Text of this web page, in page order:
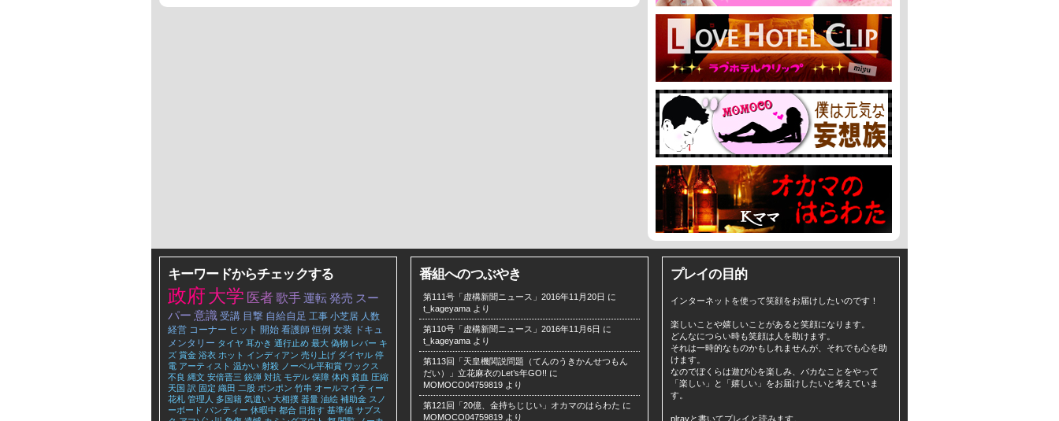
キーワードからチェックする
政府大学 医者歌手運転発売 スー
パー 意識 受講 目撃 自給自足 工事 小芝居 人数
経営 コーナー ヒット 開始 看護師 恒例 女装 ドキュ
メンタリー タイヤ 耳かき 通行止め 最大 偽物 レバー キ
ズ 賞金 浴衣 ホット インディアン 売り上げ ダイヤル 停
電 アーティスト 温かい 射殺 ノーベル平和賞 ワックス
不良 縄文 安倍晋三 銃弾 対抗 モデル 保障 体内 貧血 圧縮
天国 訳 固定 織田 二股 ポンポン 竹串 オールマイティー
花札 管理人 多国籍 気遣い 大相撲 器量 油絵 補助金 スノ
ーボード パンティー 休暇中 都合 目指す 基準値 サブス
番組へのつぶやき
第111号「虚構新聞ニュース」2016年11月20日 に
t_kageyama より
第110号「虚構新聞ニュース」2016年11月6日 に
t_kageyama より
第113回「天皇機関説問題（てんのうきかんせつもん
だい）」立花麻衣のLet’s年GO!! に
MOMOCO04759819 より
第121回「20億、金持ちじじい」オカマのはらわた に
MOMOCO04759819 より
プレイの目的
インターネットを使って笑顔をお届けしたいのです！
楽しいことや嬉しいことがあると笑顔になります。
どんなにつらい時も笑顔は人を助けます。
それは一時的なものかもしれませんが、それでも心を助
けます。
なのでぼくらは遊び心を楽しみ、バカなことをやって
「楽しい」と「嬉しい」をお届けしたいと考えていま
す。
plrayと書いてプレイと読みます。